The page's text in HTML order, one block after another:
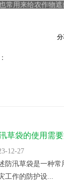
常用来给农作物遮
分
草袋的使用需
12-27
防汛草袋是一种
工作的防护设...